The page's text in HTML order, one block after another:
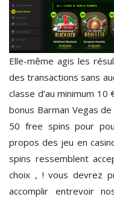
Elle-même agis les
des transactions sans
classe d’au minimum
bonus Barman Vegas
50 free spins pour
propos des jeu en
spins ressemblent
choix , ! vous devrez
accomplir entrevoir